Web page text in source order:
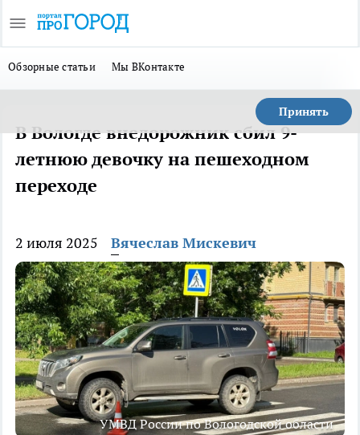
Обзорные статьи Мы ВКонтакте
Принять
В Вологде внедорожник сбил 9-
летнюю девочку на пешеходном
переходе
2 июля 2025 Вячеслав Мискевич
УМВД России по Вологодской области